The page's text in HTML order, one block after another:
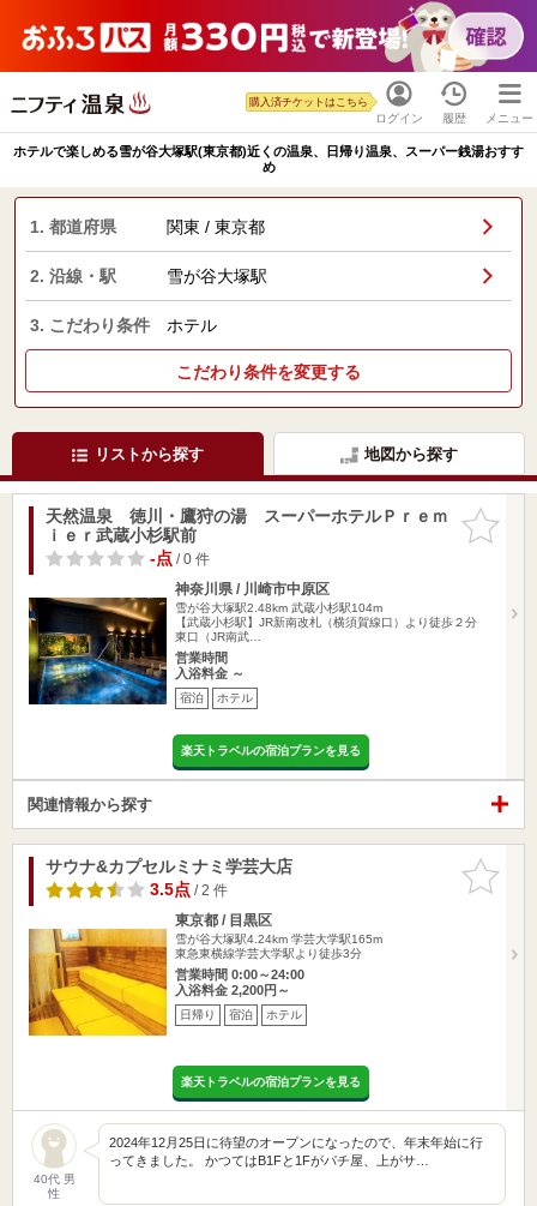
ログイン
購入済チケットはこちら
履歴 メニュー
ホテルで楽しめる雪が谷大塚駅(東京都)近くの温泉、日帰り温泉、スーパー銭湯おすす
め
1. 都道府県 関東 / 東京都
2. 沿線・駅 雪が谷大塚駅
3. こだわり条件 ホテル
こだわり条件を変更する
リストから探す 地図から探す
お気に入
りに追加
天然温泉 徳川・鷹狩の湯 スーパーホテルＰｒｅｍ
ｉｅｒ武蔵小杉駅前
-点/ 0 件
神奈川県 / 川崎市中原区
雪が谷大塚駅2.48km 武蔵小杉駅104m
【武蔵小杉駅】JR新南改札（横須賀線口）より徒歩２分
東口（JR南武…
営業時間
入浴料金 ～
宿泊 ホテル
楽天トラベルの宿泊プランを見る
関連情報から探す
お気に入
りに追加
サウナ&カプセルミナミ学芸大店
3.5点/ 2 件
東京都 / 目黒区
雪が谷大塚駅4.24km 学芸大学駅165m
東急東横線学芸大学駅より徒歩3分
営業時間 0:00～24:00
入浴料金 2,200円～
日帰り 宿泊 ホテル
楽天トラベルの宿泊プランを見る
40代 男
性
2024年12月25日に待望のオープンになったので、年末年始に行
ってきました。 かつてはB1Fと1Fがパチ屋、上がサ…